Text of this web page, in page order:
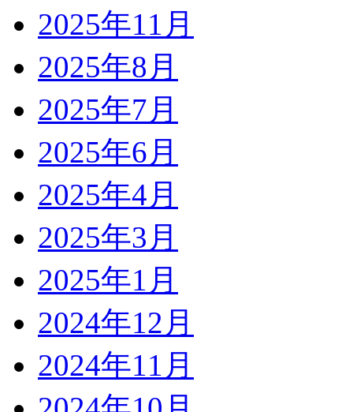
2025年11月
2025年8月
2025年7月
2025年6月
2025年4月
2025年3月
2025年1月
2024年12月
2024年11月